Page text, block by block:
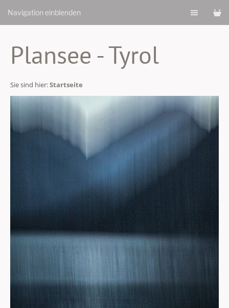
Navigation einblenden
Plansee - Tyrol
Sie sind hier:Startseite